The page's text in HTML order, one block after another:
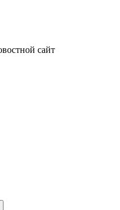
сайт